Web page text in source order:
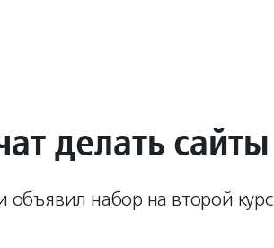
делать сайты
объявил набор на второй курс